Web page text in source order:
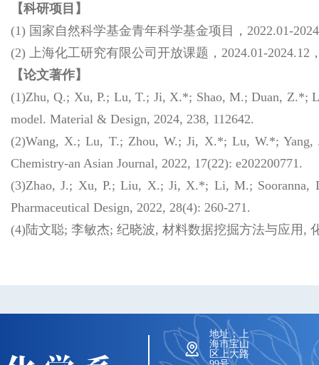
【科研项目】
(1) 国家自然科学基金青年科学基金项目，2022.01-
(2) 上海化工研究有限公司开放课题，2024.01-2024.12
【论文著作】
(1)Zhu, Q.; Xu, P.; Lu, T.; Ji, X.*; Shao, M.; Duan, Z.*;
model. Material & Design, 2024, 238, 112642.
(2)Wang, X.; Lu, T.; Zhou, W.; Ji, X.*; Lu, W.*; Yang,
Chemistry-an Asian Journal, 2022, 17(22): e202200771.
(3)Zhao, J.; Xu, P.; Liu, X.; Ji, X.*; Li, M.; Sooranna,
Pharmaceutical Design, 2022, 28(4): 260-271.
(4)陆文聪; 李敏杰; 纪晓波, 材料数据挖掘方法与应用,
地址：上
海市宝山
区上大路